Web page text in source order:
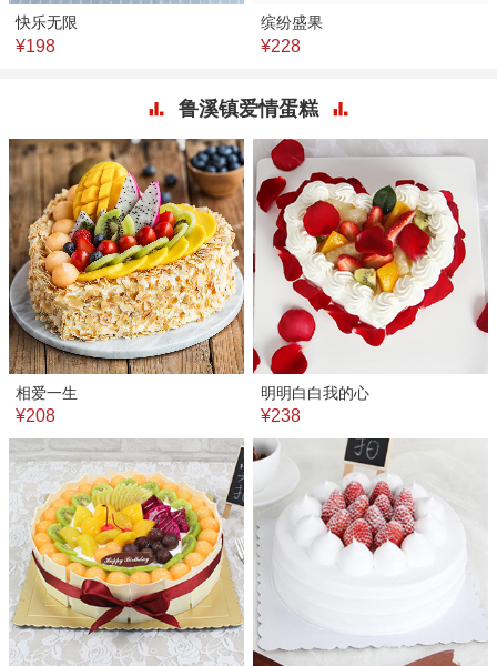
快乐无限
¥198
缤纷盛果
¥228
鲁溪镇爱情蛋糕
相爱一生
¥208
明明白白我的心
¥238